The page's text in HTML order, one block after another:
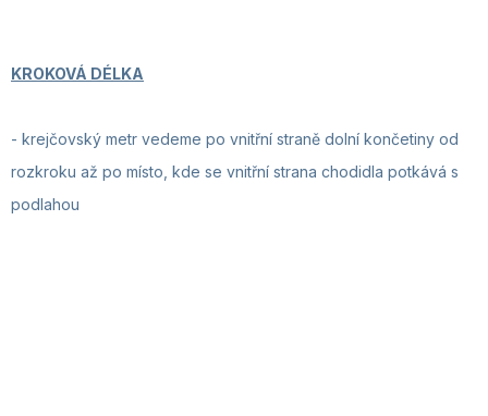
KROKOVÁ DÉLKA
- krejčovský metr vedeme po vnitřní straně dolní končetiny od
rozkroku až po místo, kde se vnitřní strana chodidla potkává s
podlahou